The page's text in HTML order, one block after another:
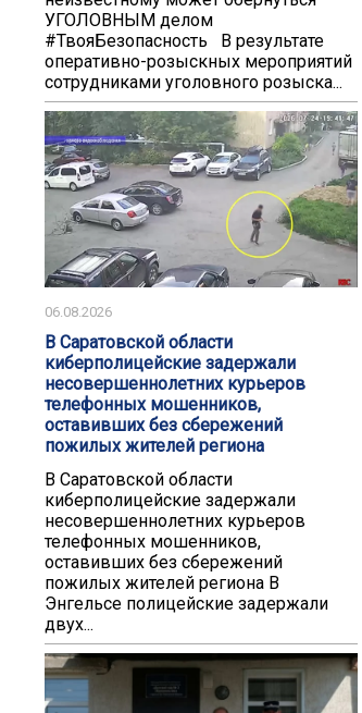
УГОЛОВНЫМ делом️
#ТвояБезопасность В результате
оперативно-розыскных мероприятий
сотрудниками уголовного розыска...
06.08.2026
В Саратовской области
киберполицейские задержали
несовершеннолетних курьеров
телефонных мошенников,
оставивших без сбережений
пожилых жителей региона
В Саратовской области
киберполицейские задержали
несовершеннолетних курьеров
телефонных мошенников,
оставивших без сбережений
пожилых жителей региона В
Энгельсе полицейские задержали
двух...